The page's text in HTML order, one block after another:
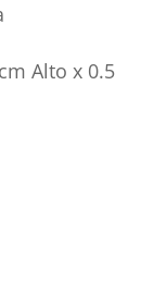
Alto x 0.5